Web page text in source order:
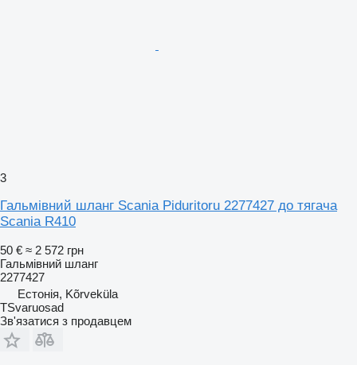
3
Гальмівний шланг Scania Piduritoru 2277427 до тягача
Scania R410
50 € ≈ 2 572 грн
Гальмівний шланг
2277427
Естонія, Kõrveküla
TSvaruosad
Зв'язатися з продавцем